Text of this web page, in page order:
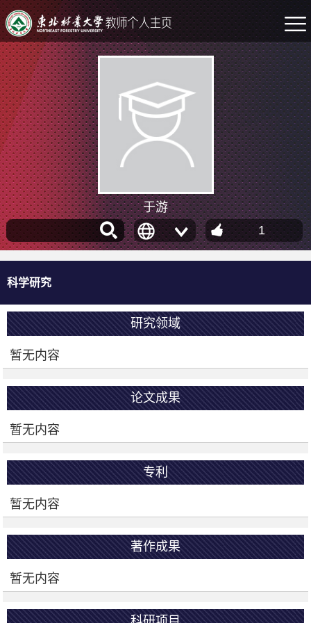
于游
1
科学研究
研究领域
暂无内容
论文成果
暂无内容
专利
暂无内容
著作成果
暂无内容